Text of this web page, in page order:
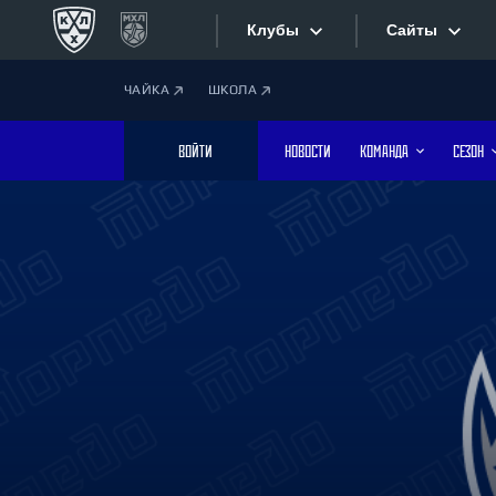
Клубы
Дивизион Боброва
Лада
Сайты
Фотобанк
ЧАЙКА ШКОЛА
ВОЙТИ НОВОСТИ КОМАНДА СЕЗОН